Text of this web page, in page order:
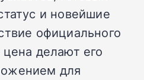
и новейшие
официального
делают его
для